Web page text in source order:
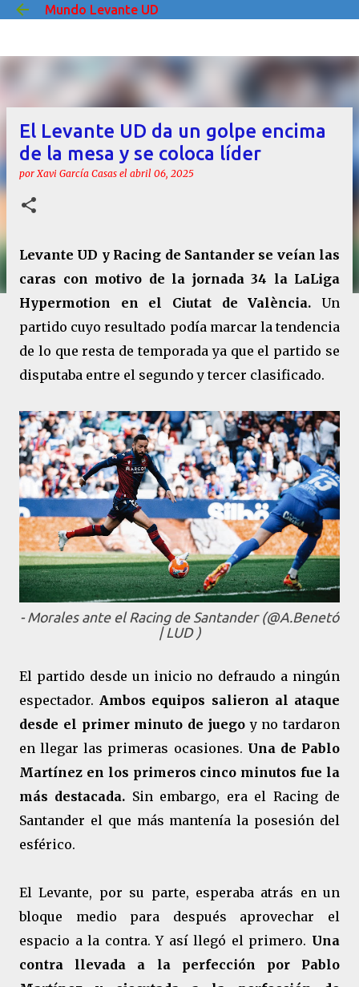
Ir al contenido principal
Mundo Levante UD
El Levante UD da un golpe encima
de la mesa y se coloca líder
porXavi García Casas el abril 06, 2025
Levante UD y Racing de Santander se veían las
caras con motivo de la jornada 34 la LaLiga
Hypermotion en el Ciutat de València. Un
partido cuyo resultado podía marcar la tendencia
de lo que resta de temporada ya que el partido se
disputaba entre el segundo y tercer clasificado.
- Morales ante el Racing de Santander (@A.Benetó
| LUD )
El partido desde un inicio no defraudo a ningún
espectador.Ambos equipos salieron al ataque
desde el primer minuto de juegoy no tardaron
en llegar las primeras ocasiones. Una de Pablo
Martínez en los primeros cinco minutos fue la
más destacada. Sin embargo, era el Racing de
Santander el que más mantenía la posesión del
esférico.
El Levante, por su parte, esperaba atrás en un
bloque medio para después aprovechar el
espacio a la contra. Y así llegó el primero. Una
contra llevada a la perfección por Pablo